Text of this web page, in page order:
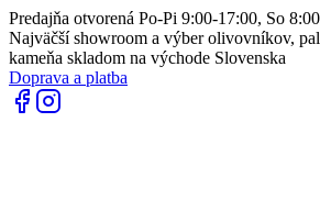
Predajňa otvorená Po-Pi 9:00-17:00, So
Najväčší showroom a výber olivovníkov,
kameňa skladom na východe Slovenska
Doprava a platba